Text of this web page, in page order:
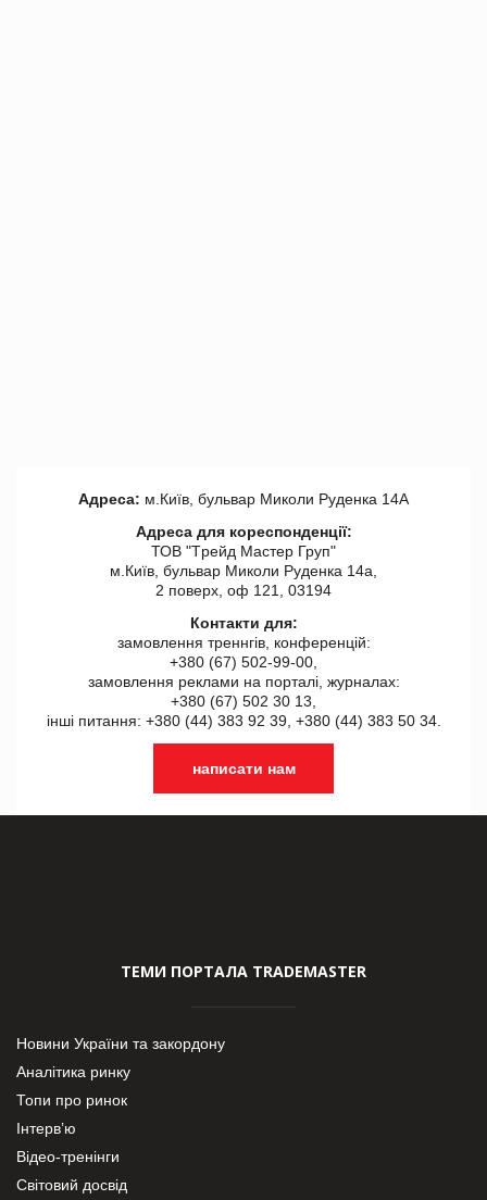
Адреса: м.Київ, бульвар Миколи Руденка 14А
Адреса для кореспонденції:
ТОВ "Tрейд Мастер Груп"
м.Київ, бульвар Миколи Руденка 14а,
2 поверх, оф 121, 03194
Контакти для:
замовлення треннгів, конференцій:
+380 (67) 502-99-00,
замовлення реклами на порталі, журналах:
+380 (67) 502 30 13,
інші питання: +380 (44) 383 92 39, +380 (44) 383 50 34.
написати нам
ТЕМИ ПОРТАЛА TRADEMASTER
Новини України та закордону
Аналітика ринку
Топи про ринок
Інтерв’ю
Відео-тренінги
Світовий досвід